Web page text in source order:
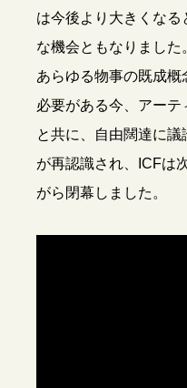
は今後より大きくな
な機会ともなりました
あらゆる物事の既成
必要がある今、アー
と共に、自由闊達に
が再認識され、ICFは
がら閉幕しました。